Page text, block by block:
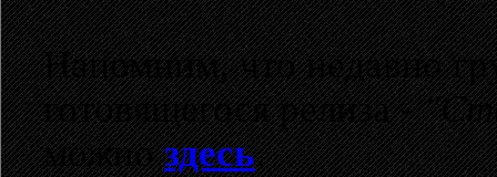
Напомним, что недавно
готовящегося релиза -
можноздесь.